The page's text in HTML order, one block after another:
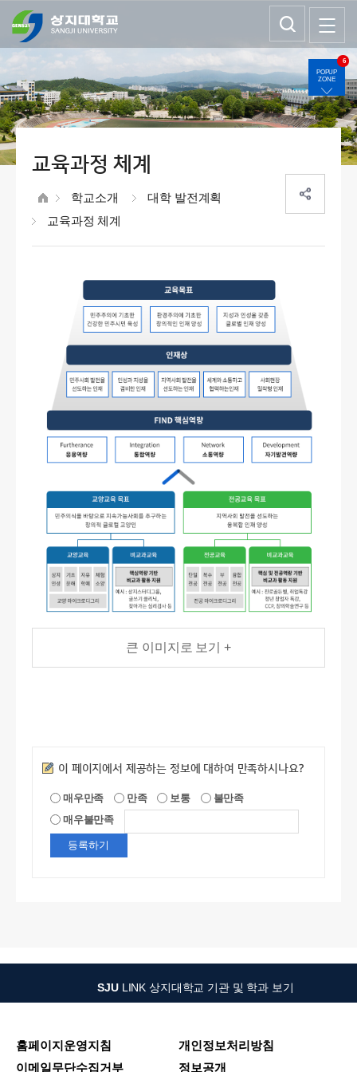
POPUP
ZONE
6
교육과정 체계
학교소개
대학 발전계획
교육과정 체계
큰 이미지로 보기 +
만족도조사
이 페이지에서 제공하는 정보에 대하여 만족하시나요?
매우만족 만족 보통
불만족
매우불만족
SJU LINK 상지대학교 기관 및 학과 보기
홈페이지운영지침
개인정보처리방침
이메일무단수집거부
정보공개